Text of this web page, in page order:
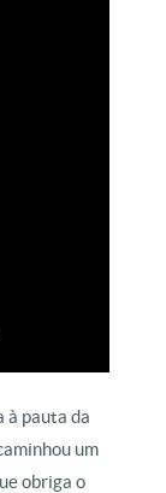
à pauta da
um
obriga o